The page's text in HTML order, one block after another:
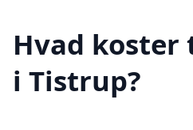
Hvad
i Tistrup?